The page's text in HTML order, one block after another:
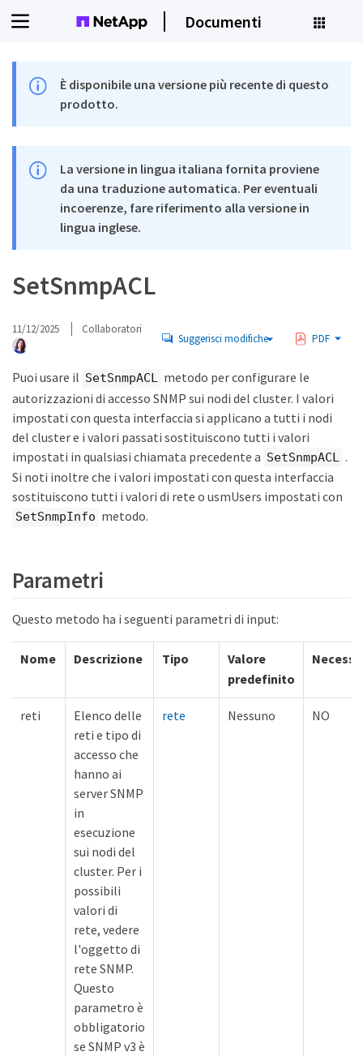
Documenti
È disponibile una versione più recente di questo
prodotto.
La versione in lingua italiana fornita proviene
da una traduzione automatica. Per eventuali
incoerenze, fare riferimento alla versione in
lingua inglese.
SetSnmpACL
11/12/2025 Collaboratori
Suggerisci modifiche PDF
Puoi usare il SetSnmpACL metodo per configurare le
autorizzazioni di accesso SNMP sui nodi del cluster. I valori
impostati con questa interfaccia si applicano a tutti i nodi
del cluster e i valori passati sostituiscono tutti i valori
impostati in qualsiasi chiamata precedente a SetSnmpACL
.
Si noti inoltre che i valori impostati con questa interfaccia
sostituiscono tutti i valori di rete o usmUsers impostati con
SetSnmpInfo metodo.
Parametri
Questo metodo ha i seguenti parametri di input:
Nome Descrizione Tipo
Valore
predefinito
reti
Elenco delle
reti e tipo di
accesso che
hanno ai
server SNMP
in
esecuzione
sui nodi del
cluster. Per i
possibili
valori di
rete, vedere
l'oggetto di
rete SNMP.
Questo
parametro è
obbligatorio
se SNMP v3 è
rete Nessuno NO